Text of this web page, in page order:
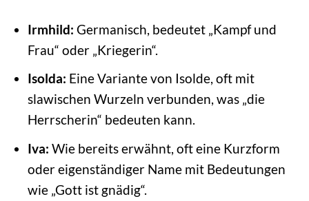
Irmhild: Germanisch, bedeutet „Kampf und
Frau“ oder „Kriegerin“.
Isolda: Eine Variante von Isolde, oft mit
slawischen Wurzeln verbunden, was „die
Herrscherin“ bedeuten kann.
Iva: Wie bereits erwähnt, oft eine Kurzform
oder eigenständiger Name mit Bedeutungen
wie „Gott ist gnädig“.